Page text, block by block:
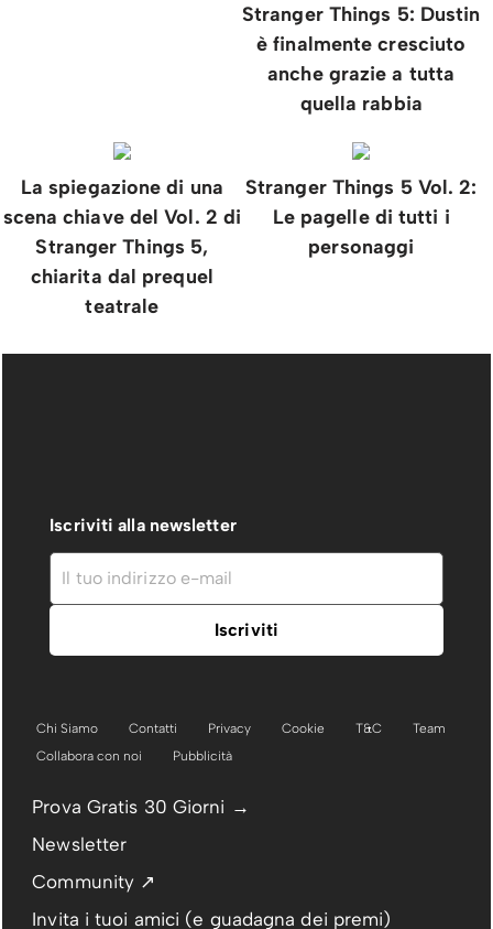
Stranger Things 5: Dustin
è finalmente cresciuto
anche grazie a tutta
quella rabbia
La spiegazione di una
scena chiave del Vol. 2 di
Stranger Things 5,
chiarita dal prequel
teatrale
Stranger Things 5 Vol. 2:
Le pagelle di tutti i
personaggi
Iscriviti alla newsletter
Chi Siamo Contatti Privacy Cookie T&C
Team
Collabora con noi
Pubblicità
Prova Gratis 30 Giorni →
Newsletter
Community ↗
Invita i tuoi amici (e guadagna dei premi)